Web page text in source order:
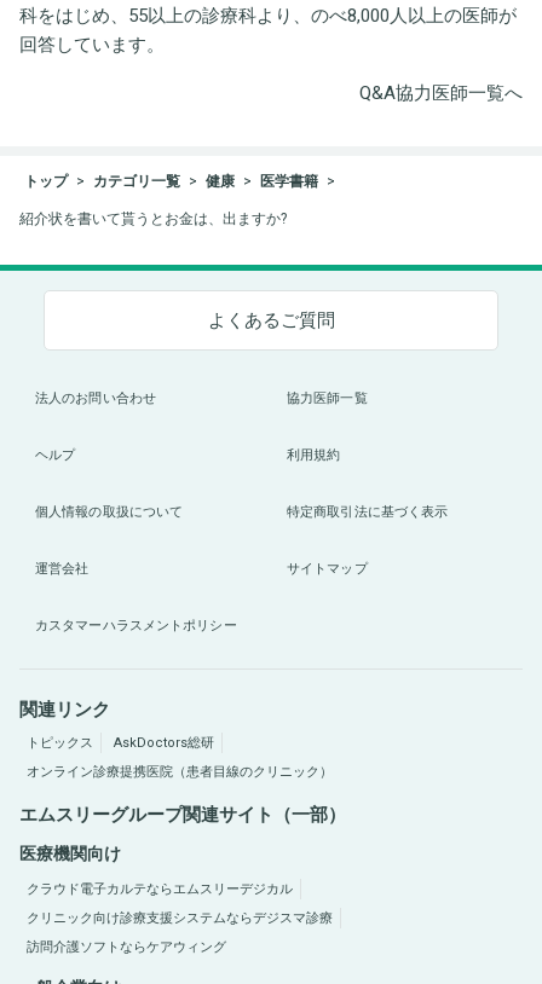
科をはじめ、55以上の診療科より、のべ8,000人以上の医師が
回答しています。
Q&A協力医師一覧へ
トップ カテゴリ一覧 健康 医学書籍
紹介状を書いて貰うとお金は、出ますか?
よくあるご質問
法人のお問い合わせ 協力医師一覧
ヘルプ 利用規約
個人情報の取扱について 特定商取引法に基づく表示
運営会社 サイトマップ
カスタマーハラスメントポリシー
関連リンク
トピックス
AskDoctors総研
オンライン診療提携医院（患者目線のクリニック）
エムスリーグループ関連サイト（一部）
医療機関向け
クラウド電子カルテならエムスリーデジカル
クリニック向け診療支援システムならデジスマ診療
訪問介護ソフトならケアウィング